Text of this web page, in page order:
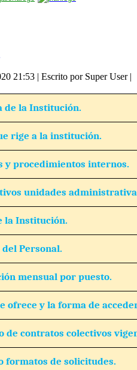
21:53 | Escrito por Super User|
de la Institución.
rige a la institución.
y procedimientos internos.
unidades
la Institución.
Personal.
mensual por puesto.
ofrece y la forma de
de contratos colectivos
formatos de solicitudes.